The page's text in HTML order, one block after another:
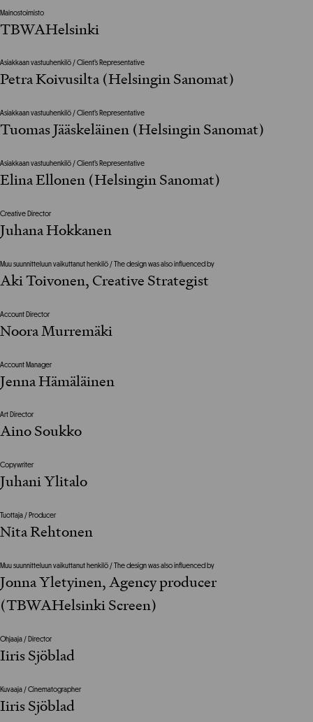
Mainostoimisto
TBWAHelsinki
Asiakkaan vastuuhenkilö / Client’s Representative
Petra Koivusilta (Helsingin Sanomat)
Asiakkaan vastuuhenkilö / Client’s Representative
Tuomas Jääskeläinen (Helsingin Sanomat)
Asiakkaan vastuuhenkilö / Client’s Representative
Elina Ellonen (Helsingin Sanomat)
Creative Director
Juhana Hokkanen
Muu suunnitteluun vaikuttanut henkilö / The design was also influenced by
Aki Toivonen, Creative Strategist
Account Director
Noora Murremäki
Account Manager
Jenna Hämäläinen
Art Director
Aino Soukko
Copywriter
Juhani Ylitalo
Tuottaja / Producer
Nita Rehtonen
Muu suunnitteluun vaikuttanut henkilö / The design was also influenced by
Jonna Yletyinen, Agency producer
(TBWAHelsinki Screen)
Ohjaaja / Director
Iiris Sjöblad
Kuvaaja / Cinematographer
Iiris Sjöblad